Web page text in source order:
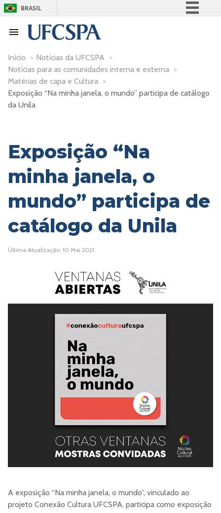
BRASIL
Acesso à informação
Início > Notícias da UFCSPA >
Notícias para as comunidades interna e externa >
Matérias de capa e Cultura >
Exposição “Na minha janela, o mundo” participa de catálogo
da Unila
Exposição “Na
minha janela, o
mundo” participa de
catálogo da Unila
Última Atualização: 10 Mai 2021
A exposição “Na minha janela, o mundo”, vinculado ao
projeto Conexão Cultura UFCSPA, participa como exposição